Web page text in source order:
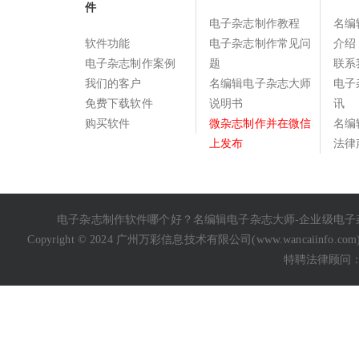
件
软件功能
电子杂志制作案例
我们的客户
免费下载软件
购买软件
电子杂志制作教程
电子杂志制作常见问
题
名编辑电子杂志大师
说明书
微杂志制作并在微信
上发布
名编
介绍
联系
电子
讯
名编
法律
电子杂志制作软件哪个好？名编辑电子杂志大师-企业级电子
Copyright © 2024 广州万彩信息技术有限公司(www.wancaiinfo.com
特聘法律顾问